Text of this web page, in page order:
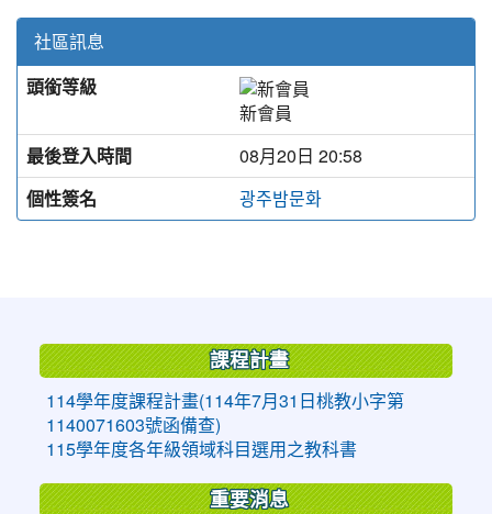
社區訊息
頭銜等級
新會員
最後登入時間
08月20日 20:58
個性簽名
광주밤문화
課程計畫
114學年度課程計畫(114年7月31日桃教小字第
1140071603號函備查)
115學年度各年級領域科目選用之教科書
重要消息